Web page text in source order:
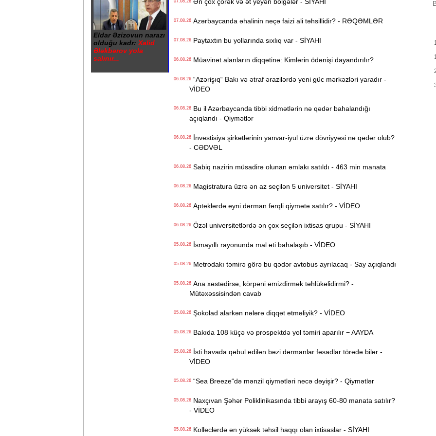
Eldar Əzizovun narazı
olduğu kadr: Xalid
Ələkbərov yola
salınır...
07.08.26
07.08.26Azərbaycanda əhalinin neçə faizi ali təhsillidir? - RƏQƏMLƏR
07.08.26Paytaxtın bu yollarında sıxlıq var - SİYAHI
06.08.26Müavinət alanların diqqətinə: Kimlərin ödənişi dayandırılır?
06.08.26“Azərişıq“ Bakı və ətraf ərazilərdə yeni güc mərkəzləri yaradır -
VİDEO
06.08.26Bu il Azərbaycanda tibbi xidmətlərin nə qədər bahalandığı
açıqlandı - Qiymətlər
06.08.26İnvestisiya şirkətlərinin yanvar-iyul üzrə dövriyyəsi nə qədər olub?
- CƏDVƏL
06.08.26Sabiq nazirin müsadirə olunan əmlakı satıldı - 463 min manata
06.08.26Magistratura üzrə ən az seçilən 5 universitet - SİYAHI
06.08.26Apteklərdə eyni dərman fərqli qiymətə satılır? - VİDEO
06.08.26Özəl universitetlərdə ən çox seçilən ixtisas qrupu - SİYAHI
05.08.26İsmayıllı rayonunda mal əti bahalaşıb - VİDEO
05.08.26Metrodakı təmirə görə bu qədər avtobus ayrılacaq - Say açıqlandı
05.08.26Ana xəstədirsə, körpəni əmizdirmək təhlükəlidirmi? -
Mütəxəssisindən cavab
05.08.26Şokolad alarkən nələrə diqqət etməliyik? - VİDEO
05.08.26Bakıda 108 küçə və prospektdə yol təmiri aparılır − AAYDA
05.08.26İsti havada qəbul edilən bəzi dərmanlar fəsadlar törədə bilər -
VİDEO
05.08.26“Sea Breeze“də mənzil qiymətləri necə dəyişir? - Qiymətlər
05.08.26Naxçıvan Şəhər Poliklinikasında tibbi arayış 60-80 manata satılır?
- VİDEO
05.08.26Kolleclərdə ən yüksək təhsil haqqı olan ixtisaslar - SİYAHI